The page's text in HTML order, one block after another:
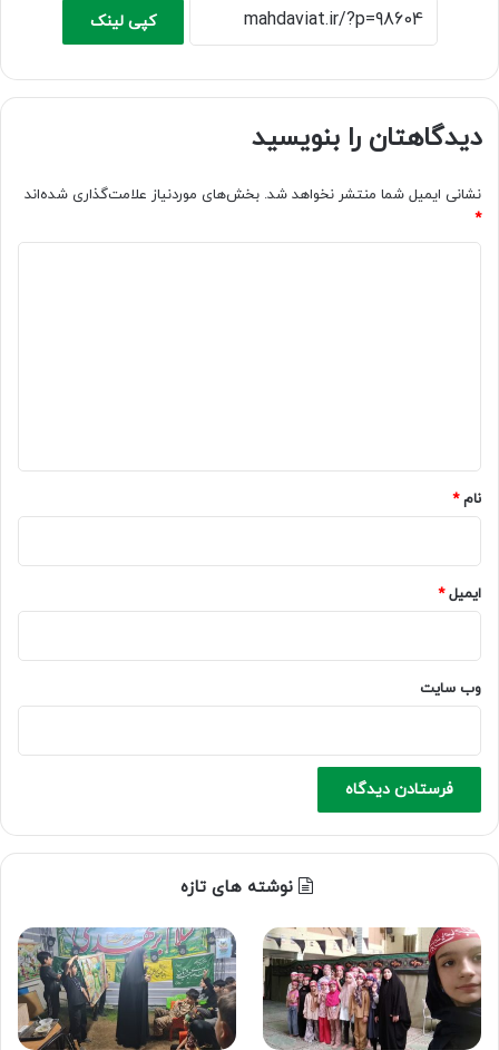
کپی لینک
دیدگاهتان را بنویسید
نشانی ایمیل شما منتشر نخواهد شد. بخش‌های موردنیاز علامت‌گذاری شده‌اند
*
نام*
ایمیل*
وب‌ سایت
نوشته های تازه